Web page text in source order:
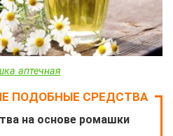
аптечная
ПОДОБНЫЕ СРЕДСТВА
на основе ромашки